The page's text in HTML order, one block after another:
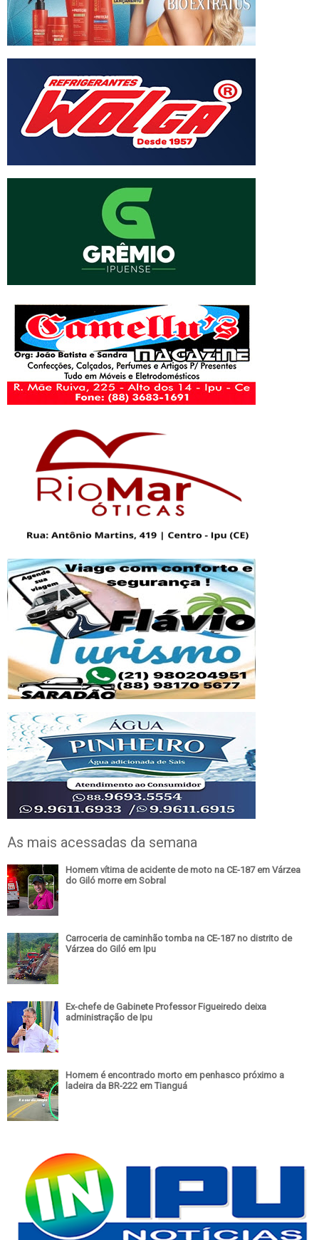
As mais acessadas da semana
Homem vítima de acidente de moto na CE-187 em Várzea
do Giló morre em Sobral
Carroceria de caminhão tomba na CE-187 no distrito de
Várzea do Giló em Ipu
Ex-chefe de Gabinete Professor Figueiredo deixa
administração de Ipu
Homem é encontrado morto em penhasco próximo a
ladeira da BR-222 em Tianguá